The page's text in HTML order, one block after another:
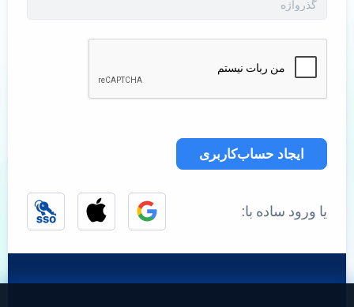
ایجاد حساب‌کاربری
یا ورود ساده با: